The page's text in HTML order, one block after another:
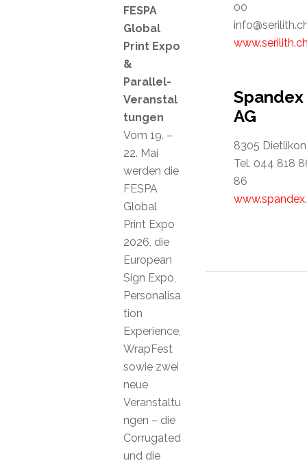
00
Spandex
AG
8305 Dietlikon
Tel. 044 818
86
FESPA
Global
Print Expo
&
Parallel-
Veranstal
tungen
Vom 19. –
22. Mai
werden die
FESPA
Global
Print Expo
2026, die
European
Sign Expo,
Personalisa
tion
Experience,
WrapFest
sowie zwei
neue
Veranstaltu
ngen – die
Corrugated
und die